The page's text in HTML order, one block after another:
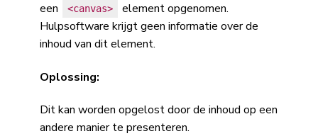
een
<canvas>
element opgenomen.
Hulpsoftware krijgt geen informatie over de
inhoud van dit element.
Oplossing:
Dit kan worden opgelost door de inhoud op een
andere manier te presenteren.